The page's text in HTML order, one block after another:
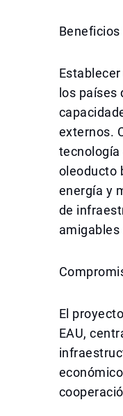
Beneficios
los países
externos.
tecnología
oleoducto
energía y
de
amigables
El
EAU,